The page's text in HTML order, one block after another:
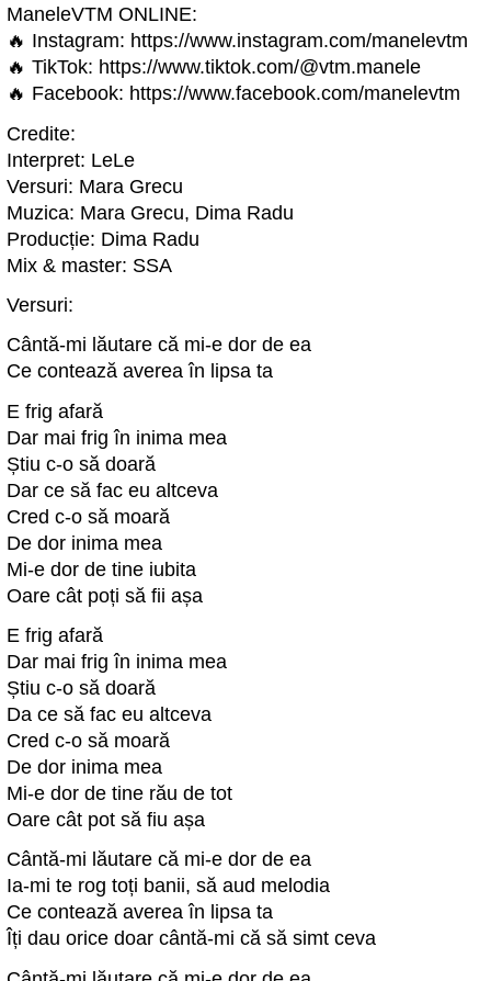
ManeleVTM ONLINE:
🔥 Instagram: https://www.instagram.com/manelevtm
🔥 TikTok: https://www.tiktok.com/@vtm.manele
🔥 Facebook: https://www.facebook.com/manelevtm
Credite:
Interpret: LeLe
Versuri: Mara Grecu
Muzica: Mara Grecu, Dima Radu
Producție: Dima Radu
Mix & master: SSA
Versuri:
Cântă-mi lăutare că mi-e dor de ea
Ce contează averea în lipsa ta
E frig afară
Dar mai frig în inima mea
Știu c-o să doară
Dar ce să fac eu altceva
Cred c-o să moară
De dor inima mea
Mi-e dor de tine iubita
Oare cât poți să fii așa
E frig afară
Dar mai frig în inima mea
Știu c-o să doară
Da ce să fac eu altceva
Cred c-o să moară
De dor inima mea
Mi-e dor de tine rău de tot
Oare cât pot să fiu așa
Cântă-mi lăutare că mi-e dor de ea
Ia-mi te rog toți banii, să aud melodia
Ce contează averea în lipsa ta
Îți dau orice doar cântă-mi că să simt ceva